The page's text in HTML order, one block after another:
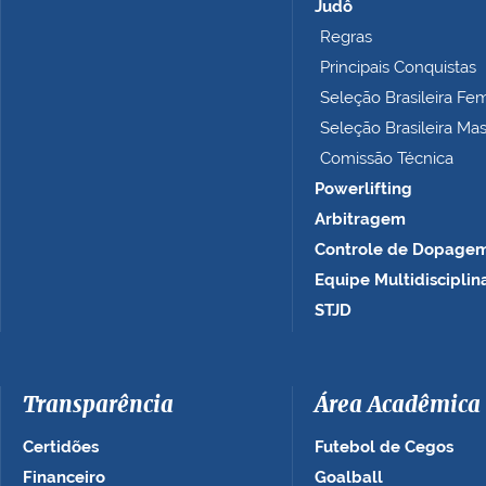
Judô
Regras
Principais Conquistas
Seleção Brasileira
Seleção Brasileira
Comissão Técnica
Powerlifting
Arbitragem
Controle de
Equipe
STJD
Transparência
Certidões
Financeiro
Área Acadêmica
Futebol de Cegos
Goalball